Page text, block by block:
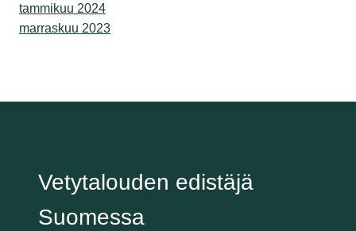
tammikuu 2024
marraskuu 2023
Vetytalouden edistäjä
Suomessa